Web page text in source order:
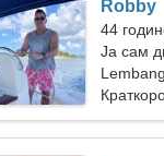
Robby
44
Ја сам